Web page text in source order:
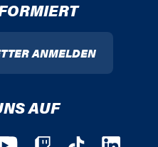
ANMELDEN
AUF